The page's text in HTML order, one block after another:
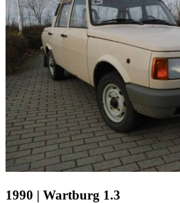
1990 | Wartburg 1.3